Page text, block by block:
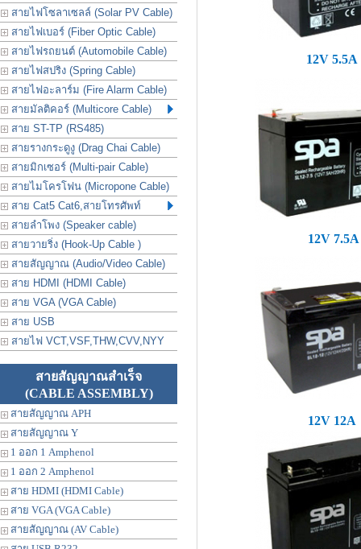
สายไฟโซลาเซลล์ (Solar PV Cable)
สายไฟเบอร์ (Fiber Optic Cable)
สายไฟรถยนต์ (Automobile Cable)
สายไฟสปริง (Spring Cable)
สายไฟอะลาร์ม (Fire Alarm Cable)
สายมัลติคอร์ (Multicore Cable)
สาย ST-TP (RS485)
สายรางกระดูงู (Drag Chai Cable)
สายมิกเซอร์ (Multi-pair Cable)
สายไมโครโฟน (Micropone Cable)
สาย Cat5 Cat6,สายโทรศัพท์
สายลำโพง (Speaker cable)
สายวายริ่ง (Hook-Up Cable )
สายสัญญาณ (Audio/Video Cable)
สาย HDMI (HDMI Cable)
สาย VGA (VGA Cable)
สาย USB
สายไฟ VCT,VSF,THW,CVV,NYY
สายสัญญาณสำเร็จ
(CABLE ASSEMBLY)
สายสัญญาณ APH
สายสัญญาณ Y
1 ออก 1 Amphenol
1 ออก 2 Amphenol
สาย HDMI (HDMI Cable)
สาย VGA (VGA Cable)
สายสัญญาณ (AV Cable)
12V 5.5A
12V 7.5A
12V 12A